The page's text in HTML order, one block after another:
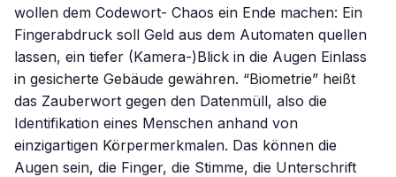
wollen dem Codewort- Chaos ein Ende machen: Ein
Fingerabdruck soll Geld aus dem Automaten quellen
lassen, ein tiefer (Kamera-)Blick in die Augen Einlass
in gesicherte Gebäude gewähren. “Biometrie” heißt
das Zauberwort gegen den Datenmüll, also die
Identifikation eines Menschen anhand von
einzigartigen Körpermerkmalen. Das können die
Augen sein, die Finger, die Stimme, die Unterschrift